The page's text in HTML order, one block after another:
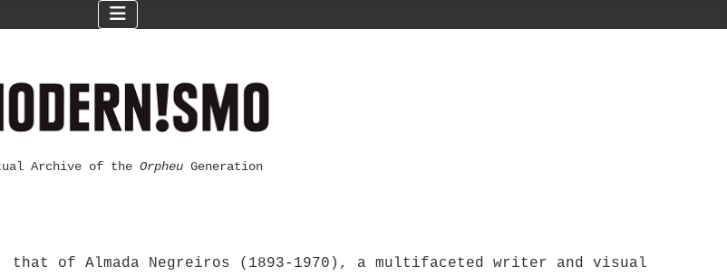
Archive of the Orpheu Generation
of Almada Negreiros (1893-1970), a multifaceted writer and visual